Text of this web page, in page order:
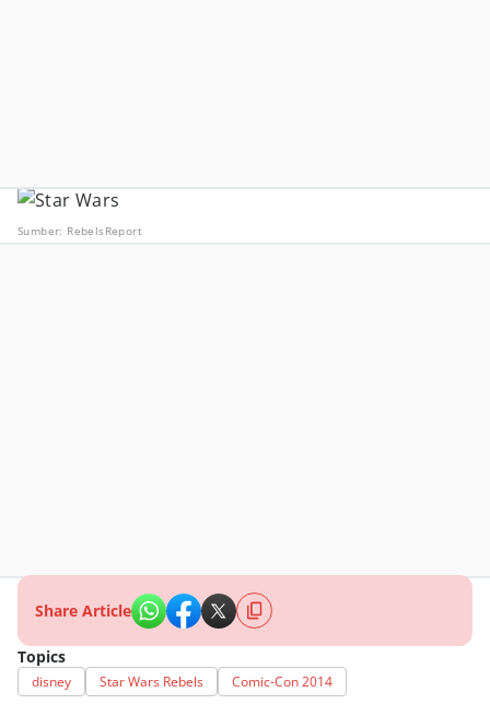
Sumber: RebelsReport
Share Article
Topics
disney Star Wars Rebels Comic-Con 2014